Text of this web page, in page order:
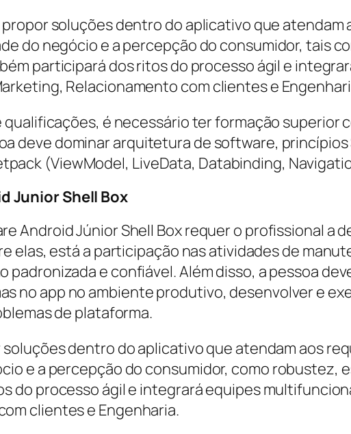
soluções dentro do aplicativo que atendam
do negócio e a percepção do consumidor, tais
participará dos ritos do processo ágil e
Relacionamento com clientes e
qualificações, é necessário ter formação superior
deve dominar arquitetura de software,
(ViewModel, LiveData, Databinding,
Junior Shell Box
Android Júnior Shell Box requer o profissional a
elas, está a participação nas atividades de
padronizada e confiável. Além disso, a pessoa
no app no ambiente produtivo, desenvolver e
de plataforma.
dentro do aplicativo que atendam aos
e a percepção do consumidor, como robustez,
do processo ágil e integrará equipes
clientes e Engenharia.